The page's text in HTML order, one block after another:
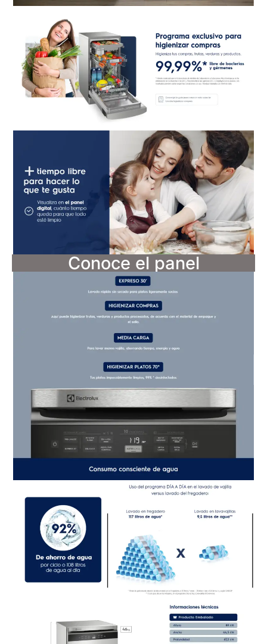
Conoce el panel